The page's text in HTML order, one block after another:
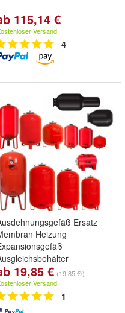
115,14 €
Versand
4
Ersatz
Heizung
19,85 € (19,85 €/)
Versand
1